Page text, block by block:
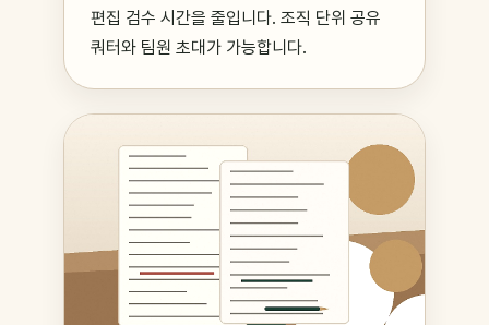
편집 검수 시간을 줄입니다. 조직 단위 공유
쿼터와 팀원 초대가 가능합니다.